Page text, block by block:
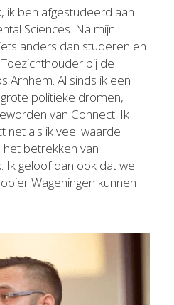
ik ben afgestudeerd aan
Sciences. Na mijn
anders dan studeren en
bij de
Arnhem. Al sinds ik een
politieke dromen,
van Connect. Ik
net als ik veel waarde
het betrekken van
Ik geloof dan ook dat we
Wageningen kunnen